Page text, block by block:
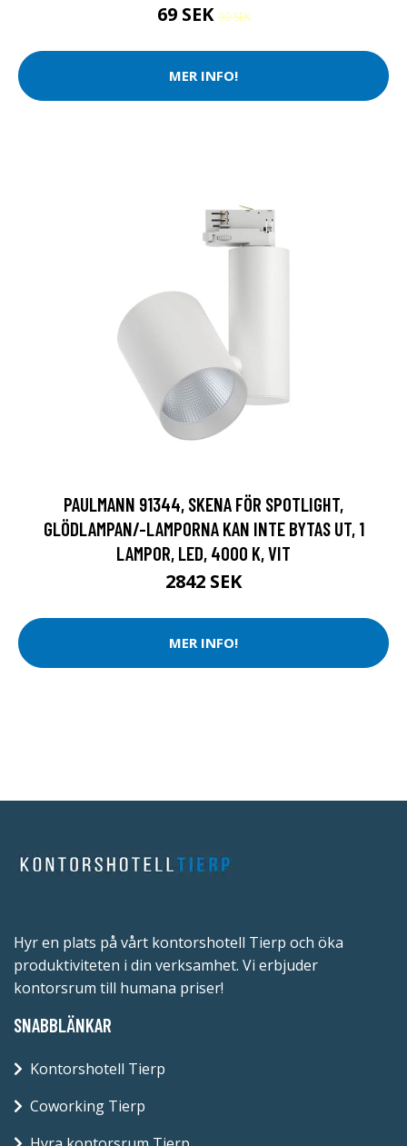
69 SEK99 SEK
MER INFO!
PAULMANN 91344, SKENA FÖR SPOTLIGHT,
GLÖDLAMPAN/-LAMPORNA KAN INTE BYTAS UT, 1
LAMPOR, LED, 4000 K, VIT
2842 SEK
MER INFO!
Hyr en plats på vårt kontorshotell Tierp och öka
produktiviteten i din verksamhet. Vi erbjuder
kontorsrum till humana priser!
SNABBLÄNKAR
Kontorshotell Tierp
Coworking Tierp